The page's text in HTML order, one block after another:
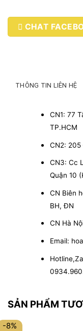
CHAT
THÔNG TIN LIÊN HỆ
CN1: 77
TP.HCM
CN2: 205
CN3: Cc
Quận 10
CN Biên
BH, ĐN
CN Hà
Email:
SẢN PHẨM
-8%